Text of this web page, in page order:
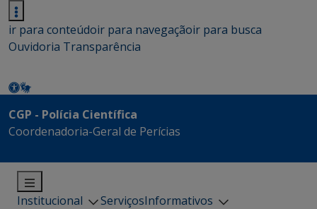
ir para conteúdoir para navegaçãoir para busca
Ouvidoria Transparência
CGP - Polícia Científica
Coordenadoria-Geral de Perícias
Institucional ServiçosInformativos